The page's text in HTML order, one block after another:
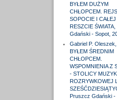
BYŁEM DUŻYM
CHŁOPCEM.
SOPOCIE I CAŁEJ
RESZCIE
Gdański - Sopot,
Gabriel P.
BYŁEM ŚREDNIM
CHŁOPCEM.
WSPOMNIENIA Z
- STOLICY
ROZRYWKOWEJ
Pruszcz Gdański -